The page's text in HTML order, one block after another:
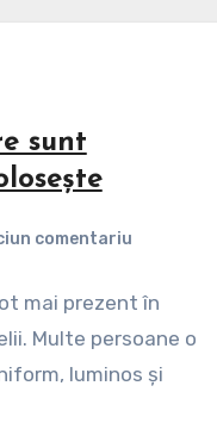
sunt
comentariu
mai prezent în
Multe persoane o
luminos și